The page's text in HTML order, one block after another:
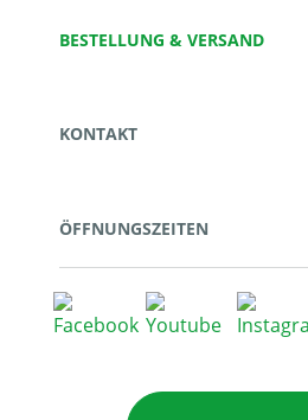
BESTELLUNG & VERSAND
KONTAKT
ÖFFNUNGSZEITEN